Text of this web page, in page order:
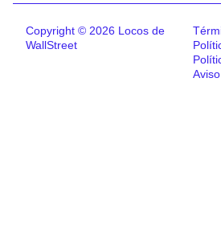
Copyright © 2026 Locos de
WallStreet